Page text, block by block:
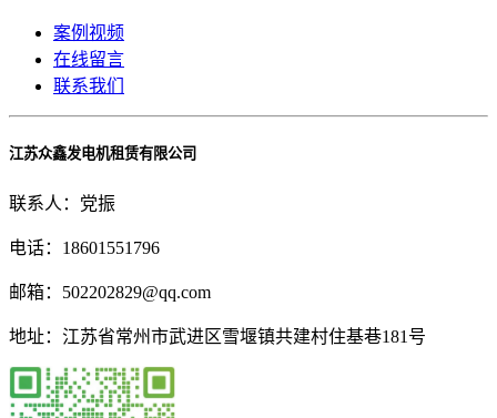
案例视频
在线留言
联系我们
江苏众鑫发电机租赁有限公司
联系人：党振
电话：18601551796
邮箱：502202829@qq.com
地址：江苏省常州市武进区雪堰镇共建村住基巷181号